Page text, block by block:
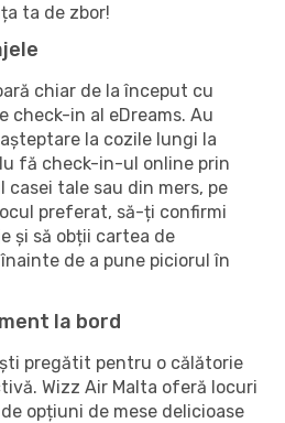
ta de zbor!
chiar de la început cu
check-in al eDreams. Au
la cozile lungi la
fă check-in-ul online prin
tale sau din mers, pe
preferat, să-ți confirmi
și să obții cartea de
de a pune piciorul în
la bord
pregătit pentru o călătorie
Wizz Air Malta oferă locuri
opțiuni de mese delicioase